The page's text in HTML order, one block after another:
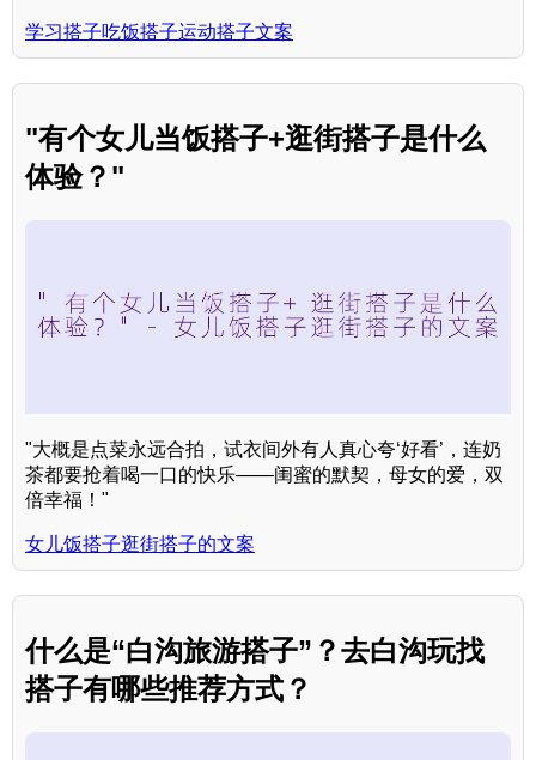
学习搭子吃饭搭子运动搭子文案
"有个女儿当饭搭子+逛街搭子是什么
体验？"
"大概是点菜永远合拍，试衣间外有人真心夸‘好看’，连奶
茶都要抢着喝一口的快乐——闺蜜的默契，母女的爱，双
倍幸福！"
女儿饭搭子逛街搭子的文案
什么是“白沟旅游搭子”？去白沟玩找
搭子有哪些推荐方式？